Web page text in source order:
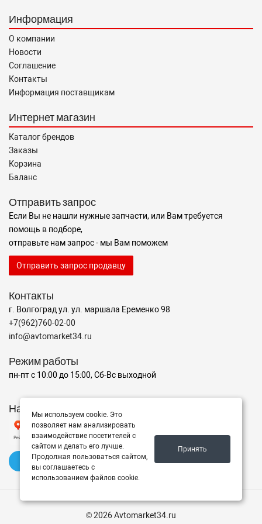
Информация
О компании
Новости
Соглашение
Контакты
Информация поставщикам
Интернет магазин
Каталог брендов
Заказы
Корзина
Баланс
Отправить запрос
Если Вы не нашли нужные запчасти, или Вам требуется
помощь в подборе,
отправьте нам запрос - мы Вам поможем
Отправить запрос продавцу
Контакты
г. Волгоград ул. ул. маршала Еременко 98
+7(962)760-02-00
info@avtomarket34.ru
Режим работы
пн-пт с 10:00 до 15:00, Сб-Вс выходной
Наш рейтинг на Яндексе
✍️ Оставить отзыв
© 2026 Avtomarket34.ru
Мы используем cookie. Это
позволяет нам анализировать
взаимодействие посетителей с
сайтом и делать его лучше.
Продолжая пользоваться сайтом,
вы соглашаетесь с
использованием файлов cookie.
Принять